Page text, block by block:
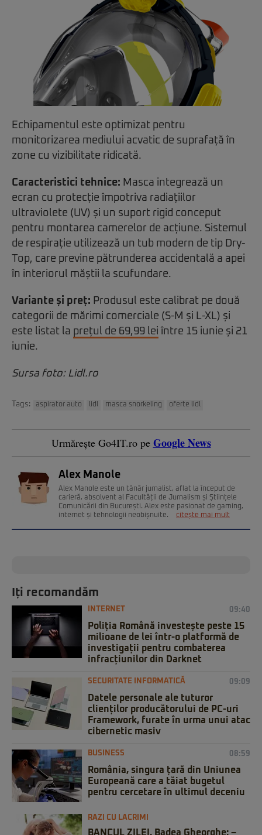
Echipamentul este optimizat pentru
monitorizarea mediului acvatic de suprafață în
zone cu vizibilitate ridicată.
Caracteristici tehnice: Masca integrează un
ecran cu protecție împotriva radiațiilor
ultraviolete (UV) și un suport rigid conceput
pentru montarea camerelor de acțiune. Sistemul
de respirație utilizează un tub modern de tip Dry-
Top, care previne pătrunderea accidentală a apei
în interiorul măștii la scufundare.
Variante și preț: Produsul este calibrat pe două
categorii de mărimi comerciale (S-M și L-XL) și
este listat la prețul de 69,99 lei între 15 iunie și 21
iunie.
Sursa foto: Lidl.ro
Tags: aspirator auto lidl masca snorkeling oferte lidl
Urmărește Go4IT.ro pe Google News
Alex Manole
Alex Manole este un tânăr jurnalist, aflat la început de
carieră, absolvent al Facultății de Jurnalism și Științele
Comunicării din București. Alex este pasionat de gaming,
internet și tehnologii neobișnuite.
citește mai mult
Iți recomandăm
INTERNET 09:40
Poliția Română investește peste 15
milioane de lei într-o platformă de
investigații pentru combaterea
infracțiunilor din Darknet
SECURITATE INFORMATICĂ 09:09
Datele personale ale tuturor
clienților producătorului de PC-uri
Framework, furate în urma unui atac
cibernetic masiv
BUSINESS 08:59
România, singura țară din Uniunea
Europeană care a tăiat bugetul
pentru cercetare în ultimul deceniu
RAZI CU LACRIMI
BANCUL ZILEI. Badea Gheorghe: –